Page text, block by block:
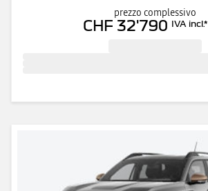
prezzo complessivo
CHF 32'790 IVA incl.*